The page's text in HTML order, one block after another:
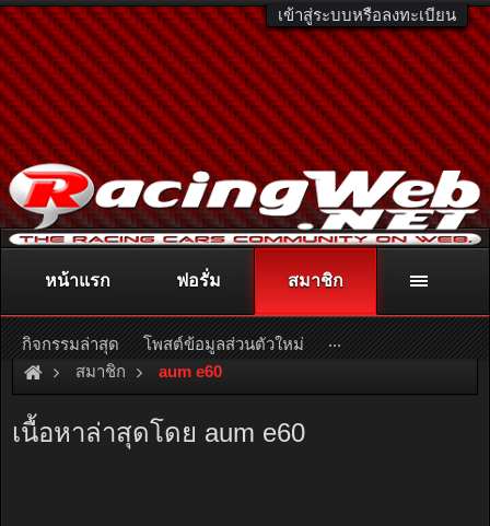
เข้าสู่ระบบหรือลงทะเบียน
ติดต่อลงโฆษณา racingweb@gmail.comหรือโทร. 081-811-1138
หรืออ่านรายละเอียดเพิ่มเติม คลิกที่นี่
สมาชิก aum e60
เนื้อหาล่าสุดโดย aum e60
หน้าแรก ฟอรั่ม สมาชิก
กิจกรรมล่าสุด โพสต์ข้อมูลส่วนตัวใหม่ ...